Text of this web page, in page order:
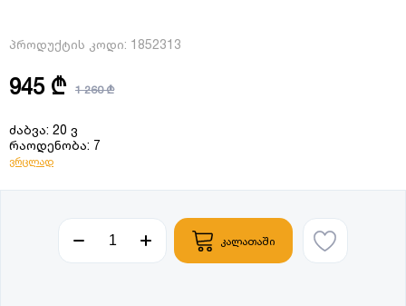
პროდუქტის კოდი: 1852313
945 ₾ 1 260 ₾
ძაბვა: 20 ვ
რაოდენობა: 7
ვრცლად
კალათაში